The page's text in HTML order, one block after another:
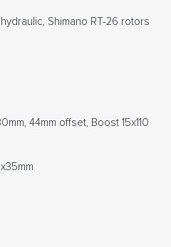
Shimano RT-26 rotors
44mm offset, Boost 15x110